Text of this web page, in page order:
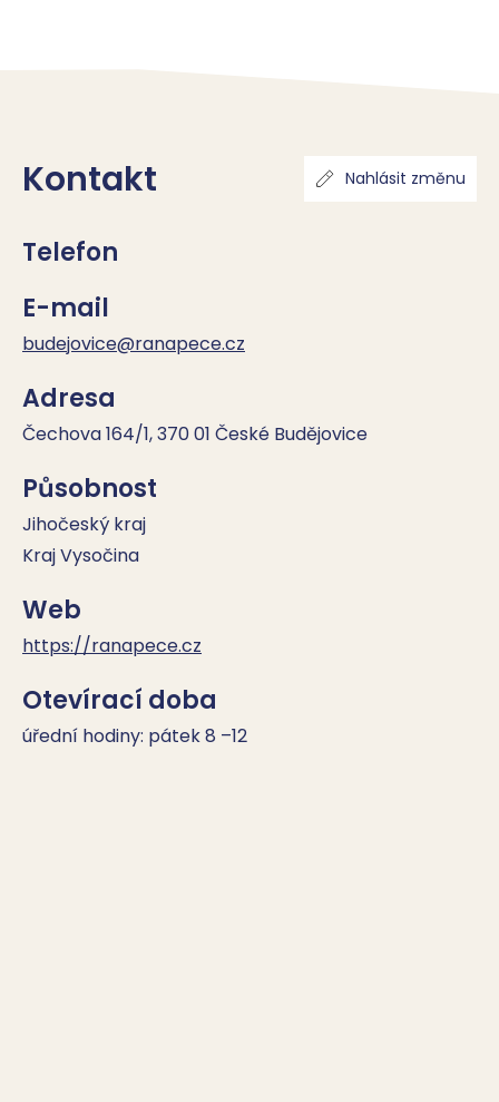
Kontakt Nahlásit změnu
Telefon
E-mail
budejovice@ranapece.cz
Adresa
Čechova 164/1, 370 01 České Budějovice
Působnost
Jihočeský kraj
Kraj Vysočina
Web
https://ranapece.cz
Otevírací doba
úřední hodiny: pátek 8 –12